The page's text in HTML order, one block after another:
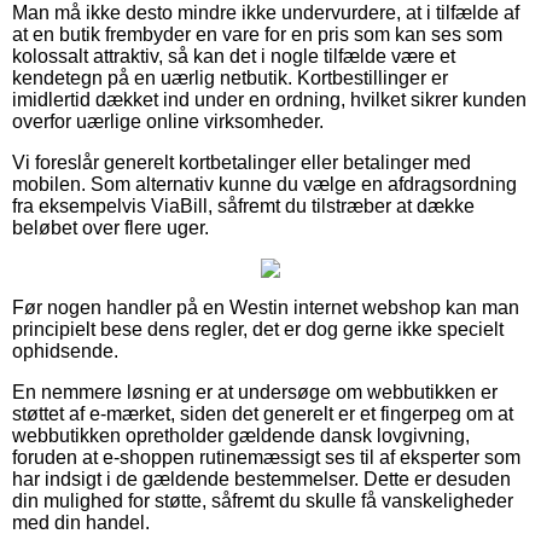
Man må ikke desto mindre ikke undervurdere, at i tilfælde af
at en butik frembyder en vare for en pris som kan ses som
kolossalt attraktiv, så kan det i nogle tilfælde være et
kendetegn på en uærlig netbutik. Kortbestillinger er
imidlertid dækket ind under en ordning, hvilket sikrer kunden
overfor uærlige online virksomheder.
Vi foreslår generelt kortbetalinger eller betalinger med
mobilen. Som alternativ kunne du vælge en afdragsordning
fra eksempelvis ViaBill, såfremt du tilstræber at dække
beløbet over flere uger.
Før nogen handler på en Westin internet webshop kan man
principielt bese dens regler, det er dog gerne ikke specielt
ophidsende.
En nemmere løsning er at undersøge om webbutikken er
støttet af e-mærket, siden det generelt er et fingerpeg om at
webbutikken opretholder gældende dansk lovgivning,
foruden at e-shoppen rutinemæssigt ses til af eksperter som
har indsigt i de gældende bestemmelser. Dette er desuden
din mulighed for støtte, såfremt du skulle få vanskeligheder
med din handel.